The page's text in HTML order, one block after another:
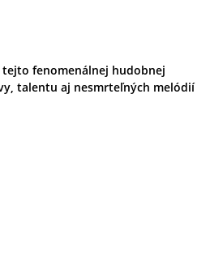
tejto fenomenálnej hudobnej
talentu aj nesmrteľných melódií